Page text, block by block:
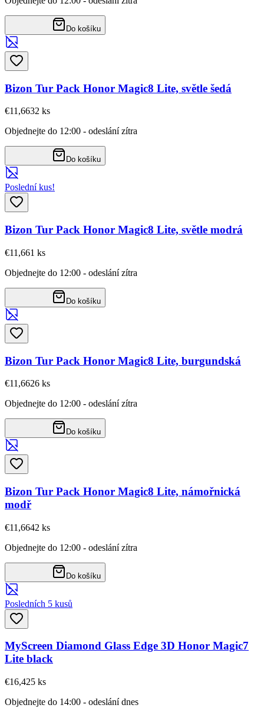
Do košíku
Bizon Tur Pack Honor Magic8 Lite, světle šedá
€11,6632 ks
Objednejte do 12:00 - odeslání zítra
Do košíku
Poslední kus!
Bizon Tur Pack Honor Magic8 Lite, světle modrá
€11,661 ks
Objednejte do 12:00 - odeslání zítra
Do košíku
Bizon Tur Pack Honor Magic8 Lite, burgundská
€11,6626 ks
Objednejte do 12:00 - odeslání zítra
Do košíku
Bizon Tur Pack Honor Magic8 Lite, námořnická
modř
€11,6642 ks
Objednejte do 12:00 - odeslání zítra
Do košíku
Posledních 5 kusů
MyScreen Diamond Glass Edge 3D Honor Magic7
Lite black
€16,425 ks
Objednejte do 14:00 - odeslání dnes